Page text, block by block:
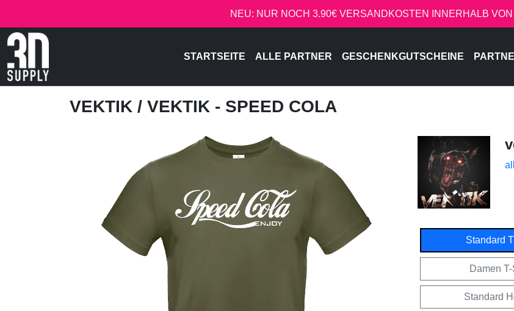
NEU: NUR NOCH 3.90€ VERSANDKOSTEN INNERHALB
STARTSEITE ALLE PARTNER GESCHENKGUTSCHEINE
VEKTIK / VEKTIK - SPEED COLA
Standard
Damen
Standard